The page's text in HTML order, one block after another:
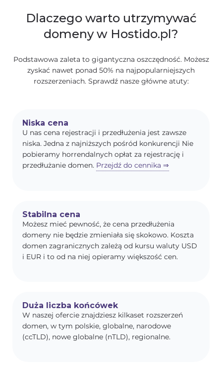
Dlaczego warto utrzymywać
domeny w Hostido.pl?
Podstawowa zaleta to gigantyczna oszczędność. Możesz
zyskać nawet ponad 50% na najpopularniejszych
rozszerzeniach. Sprawdź nasze główne atuty:
Niska cena
U nas cena rejestracji i przedłużenia jest zawsze
niska. Jedna z najniższych pośród konkurencji Nie
pobieramy horrendalnych opłat za rejestrację i
przedłużanie domen. Przejdź do cennika ⇒
Stabilna cena
Możesz mieć pewność, że cena przedłużenia
domeny nie będzie zmieniała się skokowo. Koszta
domen zagranicznych zależą od kursu waluty USD
i EUR i to od na niej opieramy większość cen.
Duża liczba końcówek
W naszej ofercie znajdziesz kilkaset rozszerzeń
domen, w tym polskie, globalne, narodowe
(ccTLD), nowe globalne (nTLD), regionalne.